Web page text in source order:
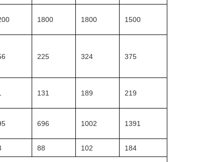
1800 1800 1500
225 324 375
131 189 219
696 1002 1391
88 102 184